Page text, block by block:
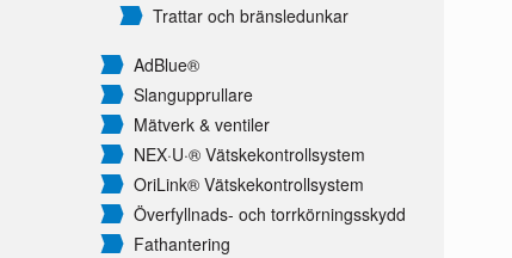
Trattar och bränsledunkar
AdBlue®
Slangupprullare
Mätverk & ventiler
NEX·U·® Vätskekontrollsystem
OriLink® Vätskekontrollsystem
Överfyllnads- och torrkörningsskydd
Fathantering